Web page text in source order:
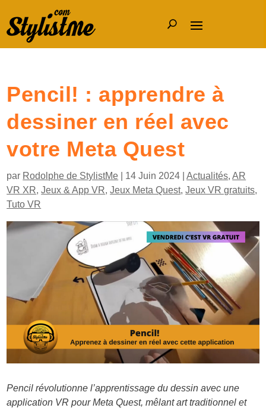
Pencil! : apprendre à
dessiner en réel avec
votre Meta Quest
par Rodolphe de StylistMe 14 Juin 2024 |Actualités,AR
VR XR,Jeux & App VR,Jeux Meta Quest,Jeux VR gratuits,
Tuto VR
Pencil révolutionne l’apprentissage du dessin avec une
application VR pour Meta Quest, mêlant art traditionnel et